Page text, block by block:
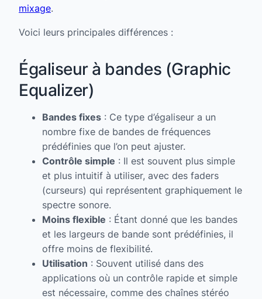
mixage.
Voici leurs principales différences :
Égaliseur à bandes (Graphic
Equalizer)
Bandes fixes : Ce type d’égaliseur a un
nombre fixe de bandes de fréquences
prédéfinies que l’on peut ajuster.
Contrôle simple : Il est souvent plus simple
et plus intuitif à utiliser, avec des faders
(curseurs) qui représentent graphiquement le
spectre sonore.
Moins flexible : Étant donné que les bandes
et les largeurs de bande sont prédéfinies, il
offre moins de flexibilité.
Utilisation : Souvent utilisé dans des
applications où un contrôle rapide et simple
est nécessaire, comme des chaînes stéréo